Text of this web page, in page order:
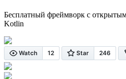
Бесплатный фреймворк с
Kotlin